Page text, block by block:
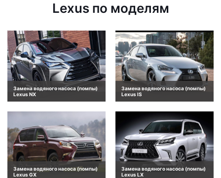
Lexus по моделям
Замена водяного насоса (помпы)
Lexus NX
Замена водяного насоса (помпы)
Lexus IS
Замена водяного насоса (помпы)
Lexus GX
Замена водяного насоса (помпы)
Lexus LX